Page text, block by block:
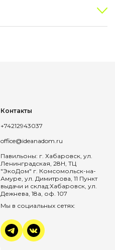
Контакты
+74212943037
office@ideanadom.ru
Павильоны: г. Хабаровск, ул.
Ленинградская, 28Н, ТЦ
"ЭкоДом" г. Комсомольск-на-
Амуре, ул. Димитрова, 11 Пункт
выдачи и склад:Хабаровск, ул.
Дежнева, 18а, оф. 107
Мы в социальных сетях: